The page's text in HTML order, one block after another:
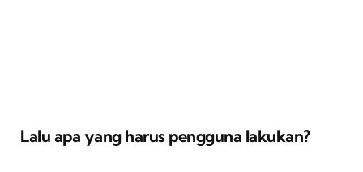
Lalu apa yang harus pengguna lakukan?